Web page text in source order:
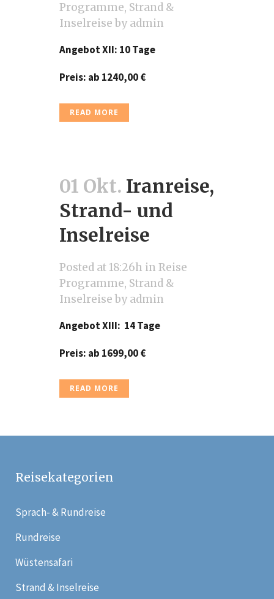
Programme, Strand &
Inselreise by admin
Angebot XII: 10 Tage
Preis: ab 1240,00€
READ MORE
01 Okt. Iranreise,
Strand- und
Inselreise
Posted at 18:26h in Reise
Programme, Strand &
Inselreise by admin
Angebot XIII: 14 Tage
Preis: ab 1699,00€
READ MORE
Reisekategorien
Sprach- & Rundreise
Rundreise
Wüstensafari
Strand & Inselreise